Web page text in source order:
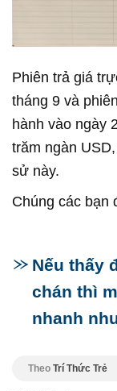
Phiên trả giá
tháng 9 và
hành vào ngày
trăm ngàn
sử này.
Chúng các bạn
Nếu thấy
chán thì
nhanh
Theo Trí Thức Trẻ